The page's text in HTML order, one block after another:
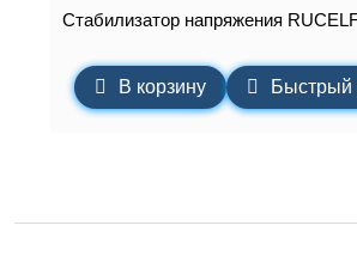
Стабилизатор напряжения
В корзину Быстрый